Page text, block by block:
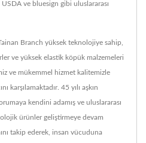
ve bluesign gibi uluslararası
Branch yüksek teknolojiye sahip,
ve yüksek elastik köpük malzemeleri
ve mükemmel hizmet kalitemizle
karşılamaktadır. 45 yılı aşkın
kendini adamış ve uluslararası
ürünler geliştirmeye devam
takip ederek, insan vücuduna